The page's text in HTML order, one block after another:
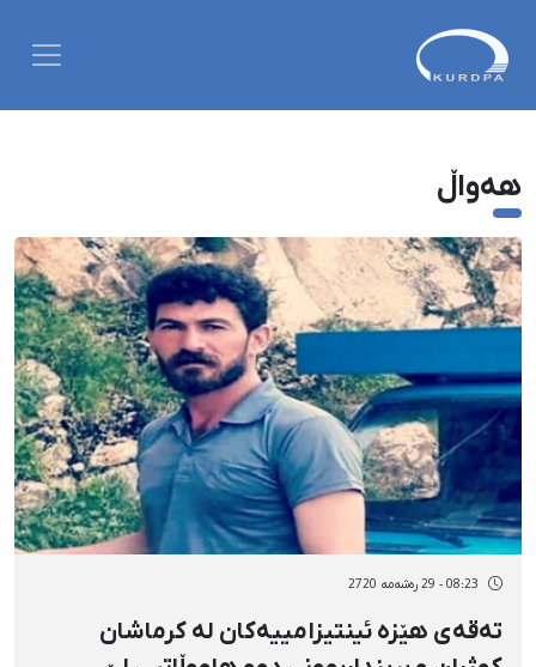
هەواڵ
08:23 - 29 رەشەمه 2720
تەقەی هێزە ئینتیزامییەکان لە کرماشان